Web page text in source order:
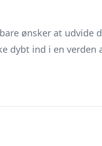
ønsker at
dybt ind i en
har du
og udforske de